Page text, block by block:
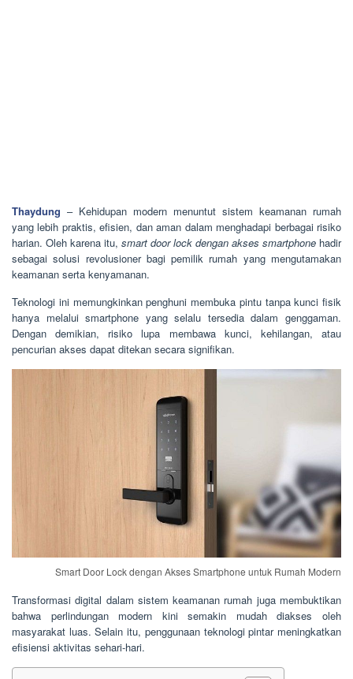
Thaydung – Kehidupan modern menuntut sistem keamanan rumah
yang lebih praktis, efisien, dan aman dalam menghadapi berbagai risiko
harian. Oleh karena itu, smart door lock dengan akses smartphone hadir
sebagai solusi revolusioner bagi pemilik rumah yang mengutamakan
keamanan serta kenyamanan.
Teknologi ini memungkinkan penghuni membuka pintu tanpa kunci fisik
hanya melalui smartphone yang selalu tersedia dalam genggaman.
Dengan demikian, risiko lupa membawa kunci, kehilangan, atau
pencurian akses dapat ditekan secara signifikan.
Smart Door Lock dengan Akses Smartphone untuk Rumah Modern
Transformasi digital dalam sistem keamanan rumah juga membuktikan
bahwa perlindungan modern kini semakin mudah diakses oleh
masyarakat luas. Selain itu, penggunaan teknologi pintar meningkatkan
efisiensi aktivitas sehari-hari.